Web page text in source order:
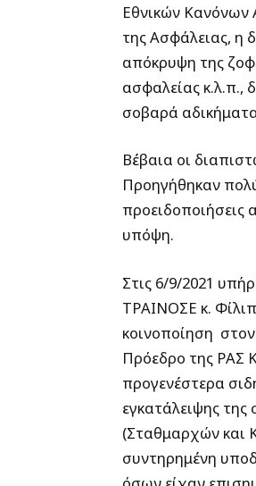
Εθνικών Κανόνων
της Ασφάλειας, η
απόκρυψη της
ασφαλείας κ.λ.π.,
σοβαρά
Βέβαια οι
Προηγήθηκαν
προειδοποιήσεις
υπόψη.
Στις 6/9/2021
ΤΡΑΙΝΟΣΕ κ.
κοινοποίηση
Πρόεδρο της ΡΑΣ
προγενέστερα
εγκατάλειψης
(Σταθμαρχών και
συντηρημένη